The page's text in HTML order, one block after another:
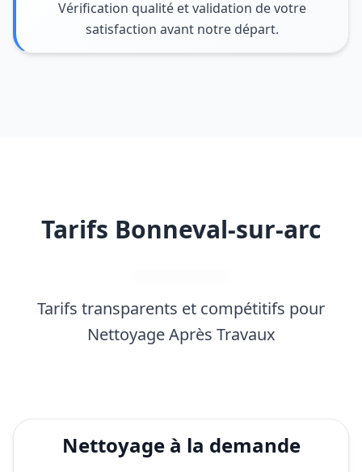
Vérification qualité et validation de votre
satisfaction avant notre départ.
Tarifs Bonneval-sur-arc
Tarifs transparents et compétitifs pour
Nettoyage Après Travaux
Nettoyage à la demande